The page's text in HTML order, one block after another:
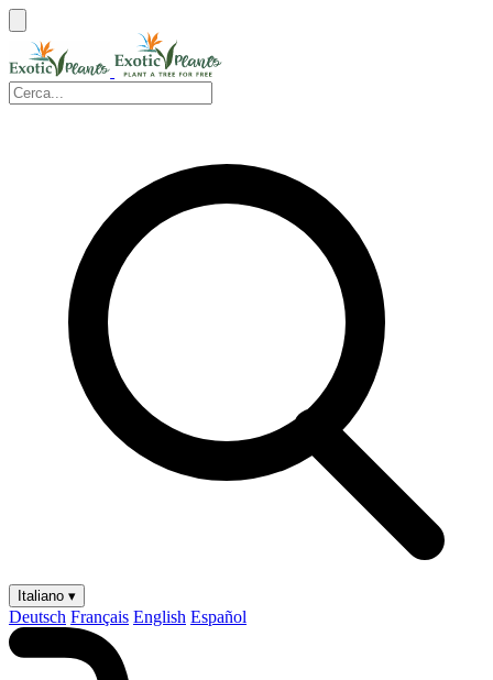
Italiano ▾
Deutsch Français English Español